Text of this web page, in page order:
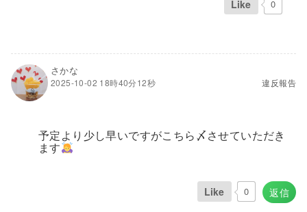
Like 0
さかな
2025-10-02 18時40分12秒 違反報告
予定より少し早いですがこちら〆させていただき
ます
返信
Like 0